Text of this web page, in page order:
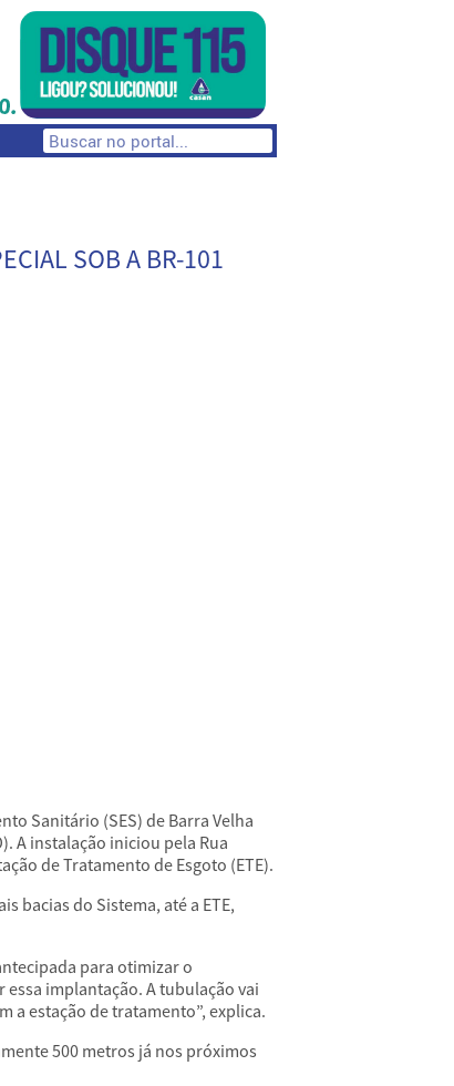
SOB A BR-101
Sanitário (SES) de Barra Velha
A instalação iniciou pela Rua
de Tratamento de Esgoto (ETE).
bacias do Sistema, até a ETE,
para otimizar o
implantação. A tubulação vai
a estação de tratamento”, explica.
500 metros já nos próximos